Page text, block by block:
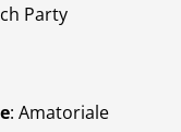
Party
: Amatoriale